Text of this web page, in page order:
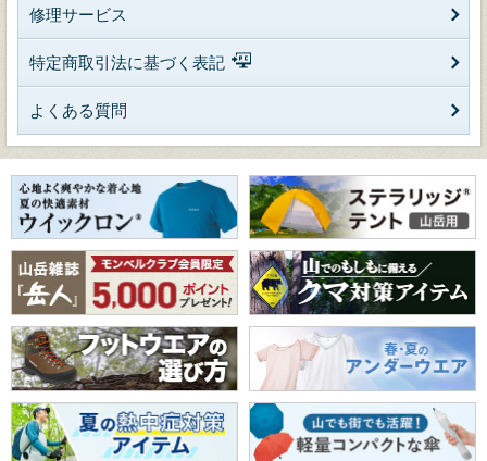
修理サービス
特定商取引法に基づく表記
よくある質問